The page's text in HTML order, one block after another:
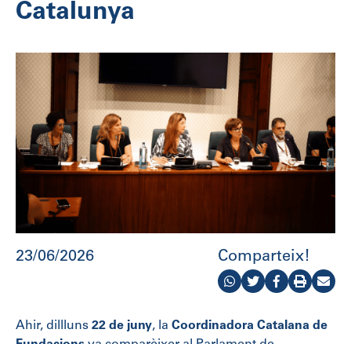
Catalunya
23/06/2026 Comparteix!
Ahir, dillluns 22 de juny, la Coordinadora Catalana de